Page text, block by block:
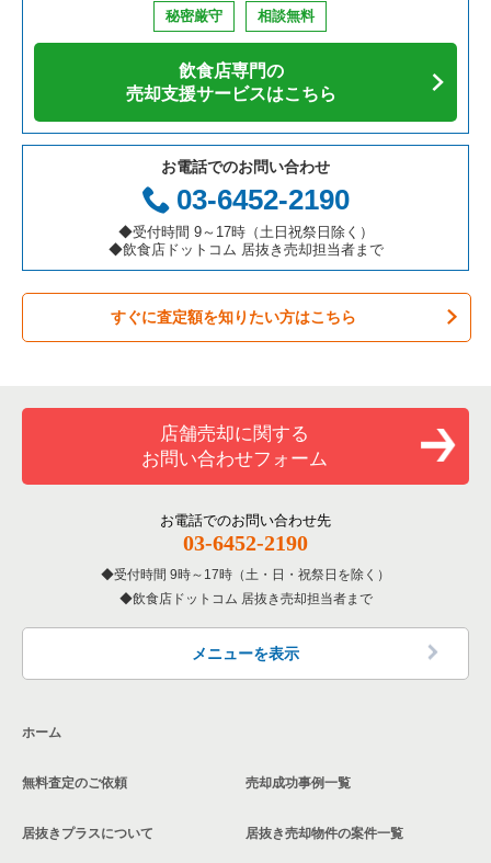
カフェの居抜き売却物件の案件一覧
テイクアウトの居抜き売却物件の案件一覧
お弁当・惣菜・デリの居抜き売却物件の案件一覧
カラオケ・パブ・スナックの居抜き売却物件の案件一覧
バーの居抜き売却物件の案件一覧
居酒屋・ダイニングバーの居抜き売却物件の案件一覧
洋食の居抜き売却物件の案件一覧
その他の居抜き売却物件の案件一覧
愛知県の飲食店の居抜き売却物件の案件一覧
岐阜県の飲食店の居抜き売却物件の案件一覧
三重県の飲食店の居抜き売却物件の案件一覧
小金井市の飲食店の居抜き売却物件の案件一覧
府中市の飲食店の居抜き売却物件の案件一覧
国分寺市の飲食店の居抜き売却物件の案件一覧
昭島市の飲食店の居抜き売却物件の案件一覧
稲城市の飲食店の居抜き売却物件の案件一覧
三鷹市の飲食店の居抜き売却物件の案件一覧
あきる野市の飲食店の居抜き売却物件の案件一覧
多摩市の飲食店の居抜き売却物件の案件一覧
西東京市の飲食店の居抜き売却物件の案件一覧
日野市の飲食店の居抜き売却物件の案件一覧
東久留米市の飲食店の居抜き売却物件の案件一覧
東京都下の焼肉の居抜き売却物件の案件一覧
東京都下の鉄板焼き・お好み焼の居抜き売却物件の案件一覧
東京都下のアジア料理の居抜き売却物件の案件一覧
東京都下のカフェの居抜き売却物件の案件一覧
東京都下のテイクアウトの居抜き売却物件の案件一覧
東京都下のお弁当・惣菜・デリの居抜き売却物件の案件一覧
東京都下のバーの居抜き売却物件の案件一覧
東京都下の居酒屋・ダイニングバーの居抜き売却物件の案件一
東京都下の専門料理の居抜き売却物件の案件一覧
東京都下の和食の居抜き売却物件の案件一覧
東京都下の洋食の居抜き売却物件の案件一覧
立川北駅の和食の居抜き売却物件の案件一覧
立川北駅のその他の居抜き売却物件の案件一覧
秘密厳守 相談無料
飲食店専門の
売却支援サービスはこちら
お電話でのお問い合わせ
03-6452-2190
◆受付時間 9～17時（土日祝祭日除く）
◆飲食店ドットコム 居抜き売却担当者まで
すぐに査定額を知りたい方はこちら
店舗売却に関する
お問い合わせフォーム
お電話でのお問い合わせ先
03-6452-2190
受付時間 9時～17時（土・日・祝祭日を除く）
飲食店ドットコム 居抜き売却担当者まで
メニューを表示
ホーム
無料査定のご依頼
居抜きプラスについて
売却成功事例一覧
居抜き売却物件の案件一覧